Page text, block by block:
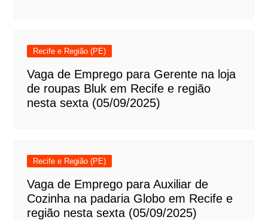
Recife e Região (PE)
Vaga de Emprego para Gerente na loja
de roupas Bluk em Recife e região
nesta sexta (05/09/2025)
Recife e Região (PE)
Vaga de Emprego para Auxiliar de
Cozinha na padaria Globo em Recife e
região nesta sexta (05/09/2025)